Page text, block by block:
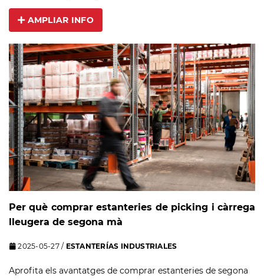
AMPLIAR INFO
Per què comprar estanteries de picking i càrrega
lleugera de segona mà
2025-05-27/ ESTANTERÍAS INDUSTRIALES
Aprofita els avantatges de comprar estanteries de segona